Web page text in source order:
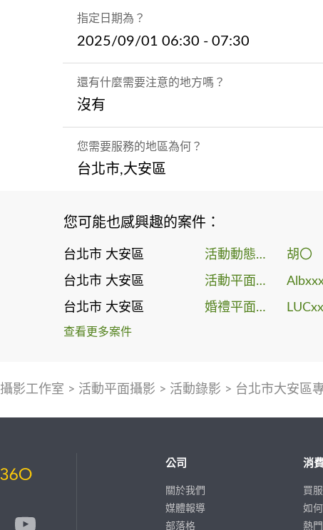
指定日期為？
2025/09/01 06:30 - 07:30
還有什麼需要注意的地方嗎？
沒有
您需要服務的地區為何？
台北市,大安區
您可能也感興趣的案件：
台北市 大安區 活動動態錄影 胡〇
台北市 大安區 活動平面攝影
台北市 大安區 婚禮平面攝影
查看更多案件
攝影工作室 > 活動平面攝影 > 活動錄影 > 台北市大安區
公司
關於我們
媒體報導
部落格
消
買
如
熱